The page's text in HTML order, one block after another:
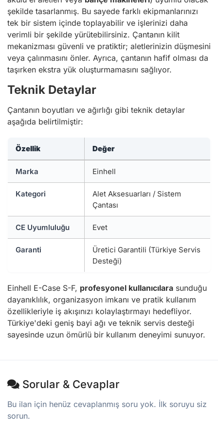
şekilde tasarlanmış. Bu sayede farklı ekipmanlarınızı
tek bir sistem içinde toplayabilir ve işlerinizi daha
verimli bir şekilde yürütebilirsiniz. Çantanın kilit
mekanizması güvenli ve pratiktir; aletlerinizin düşmesini
veya çalınmasını önler. Ayrıca, çantanın hafif olması da
taşırken ekstra yük oluşturmamasını sağlıyor.
Teknik Detaylar
Çantanın boyutları ve ağırlığı gibi teknik detaylar
aşağıda belirtilmiştir:
Özellik Değer
Marka Einhell
Kategori
Alet Aksesuarları / Sistem
Çantası
CE Uyumluluğu Evet
Garanti
Üretici Garantili (Türkiye Servis
Desteği)
Einhell E-Case S-F, profesyonel kullanıcılara sunduğu
dayanıklılık, organizasyon imkanı ve pratik kullanım
özellikleriyle iş akışınızı kolaylaştırmayı hedefliyor.
Türkiye'deki geniş bayi ağı ve teknik servis desteği
sayesinde uzun ömürlü bir kullanım deneyimi sunuyor.
Sorular & Cevaplar
Bu ilan için henüz cevaplanmış soru yok. İlk soruyu siz
sorun.